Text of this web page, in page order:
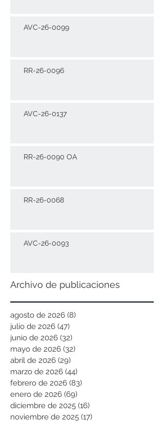
AVC-26-0099
RR-26-0096
AVC-26-0137
RR-26-0090 OA
RR-26-0068
AVC-26-0093
Archivo de publicaciones
agosto de 2026 (8)
julio de 2026 (47)
junio de 2026 (32)
mayo de 2026 (32)
abril de 2026 (29)
marzo de 2026 (44)
febrero de 2026 (83)
enero de 2026 (69)
diciembre de 2025 (16)
noviembre de 2025 (17)